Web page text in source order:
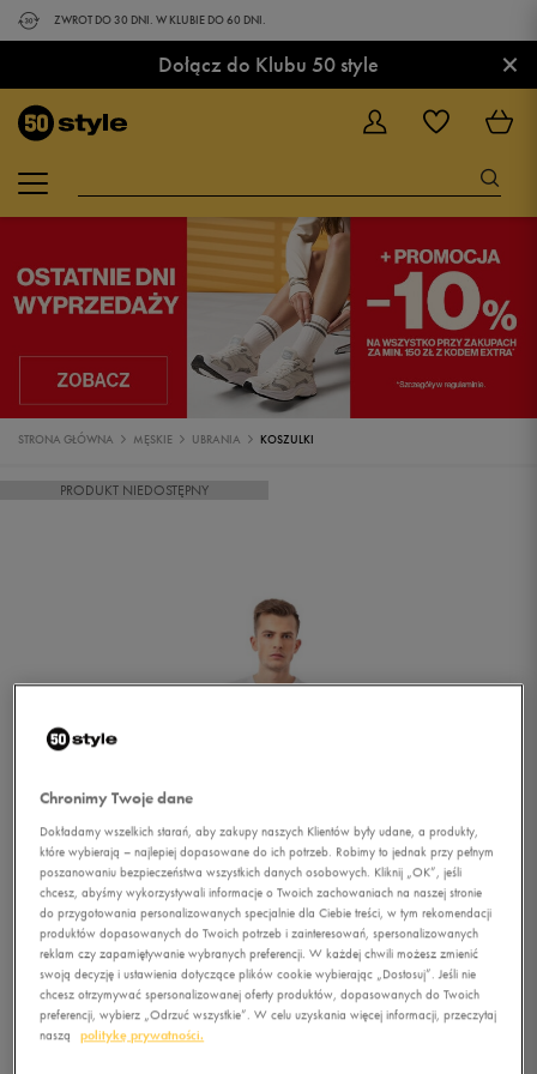
ZWROT DO 30 DNI. W KLUBIE DO 60 DNI.
Dołącz do Klubu 50 style ×
STRONA GŁÓWNA MĘSKIE UBRANIA KOSZULKI
PRODUKT NIEDOSTĘPNY
Chronimy Twoje dane
Dokładamy wszelkich starań, aby zakupy naszych Klientów były udane, a produkty,
które wybierają – najlepiej dopasowane do ich potrzeb. Robimy to jednak przy pełnym
poszanowaniu bezpieczeństwa wszystkich danych osobowych. Kliknij „OK”, jeśli
chcesz, abyśmy wykorzystywali informacje o Twoich zachowaniach na naszej stronie
do przygotowania personalizowanych specjalnie dla Ciebie treści, w tym rekomendacji
produktów dopasowanych do Twoich potrzeb i zainteresowań, spersonalizowanych
reklam czy zapamiętywanie wybranych preferencji. W każdej chwili możesz zmienić
swoją decyzję i ustawienia dotyczące plików cookie wybierając „Dostosuj”. Jeśli nie
chcesz otrzymywać spersonalizowanej oferty produktów, dopasowanych do Twoich
preferencji, wybierz „Odrzuć wszystkie”. W celu uzyskania więcej informacji, przeczytaj
naszą
politykę prywatności.